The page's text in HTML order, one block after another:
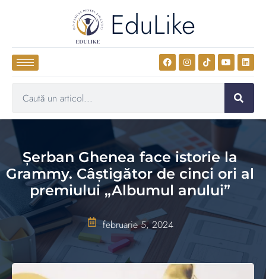
EduLike
Şerban Ghenea face istorie la
Grammy. Câştigător de cinci ori al
premiului „Albumul anului”
februarie 5, 2024